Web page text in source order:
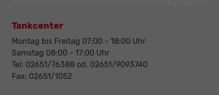
Tankcenter
Montag bis Freitag 07:00 - 18:00 Uhr
Samstag 08:00 - 17:00 Uhr
Tel: 02651/76388 od. 02651/9093740
Fax: 02651/1052